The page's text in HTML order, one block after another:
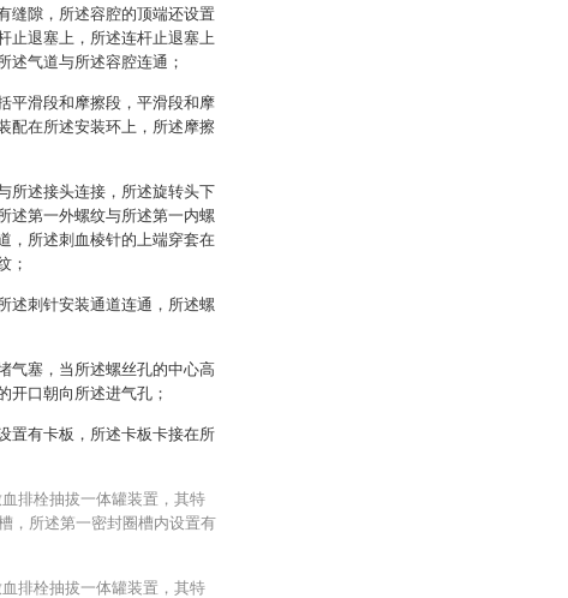
缝隙，所述容腔的顶端还设置
止退塞上，所述连杆止退塞上
述气道与所述容腔连通；
平滑段和摩擦段，平滑段和摩
配在所述安装环上，所述摩擦
所述接头连接，所述旋转头下
述第一外螺纹与所述第一内螺
，所述刺血棱针的上端穿套在
；
述刺针安装通道连通，所述螺
气塞，当所述螺丝孔的中心高
开口朝向所述进气孔；
置有卡板，所述卡板卡接在所
排栓抽拔一体罐装置，其特
，所述第一密封圈槽内设置有
排栓抽拔一体罐装置，其特